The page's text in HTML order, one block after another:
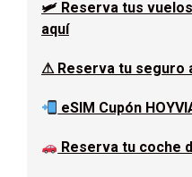
principal
🛩 Reserva tus
aquí
⚠ Reserva tu seguro
eSIM Cupón
Reserva tu coche